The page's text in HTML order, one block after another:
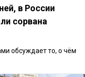
в России
сорвана
обсуждает то, о чём